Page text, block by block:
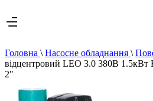
Головна \ Насосне обладнання \
відцентровий LEO 3.0 380В 1.5кВт
2"